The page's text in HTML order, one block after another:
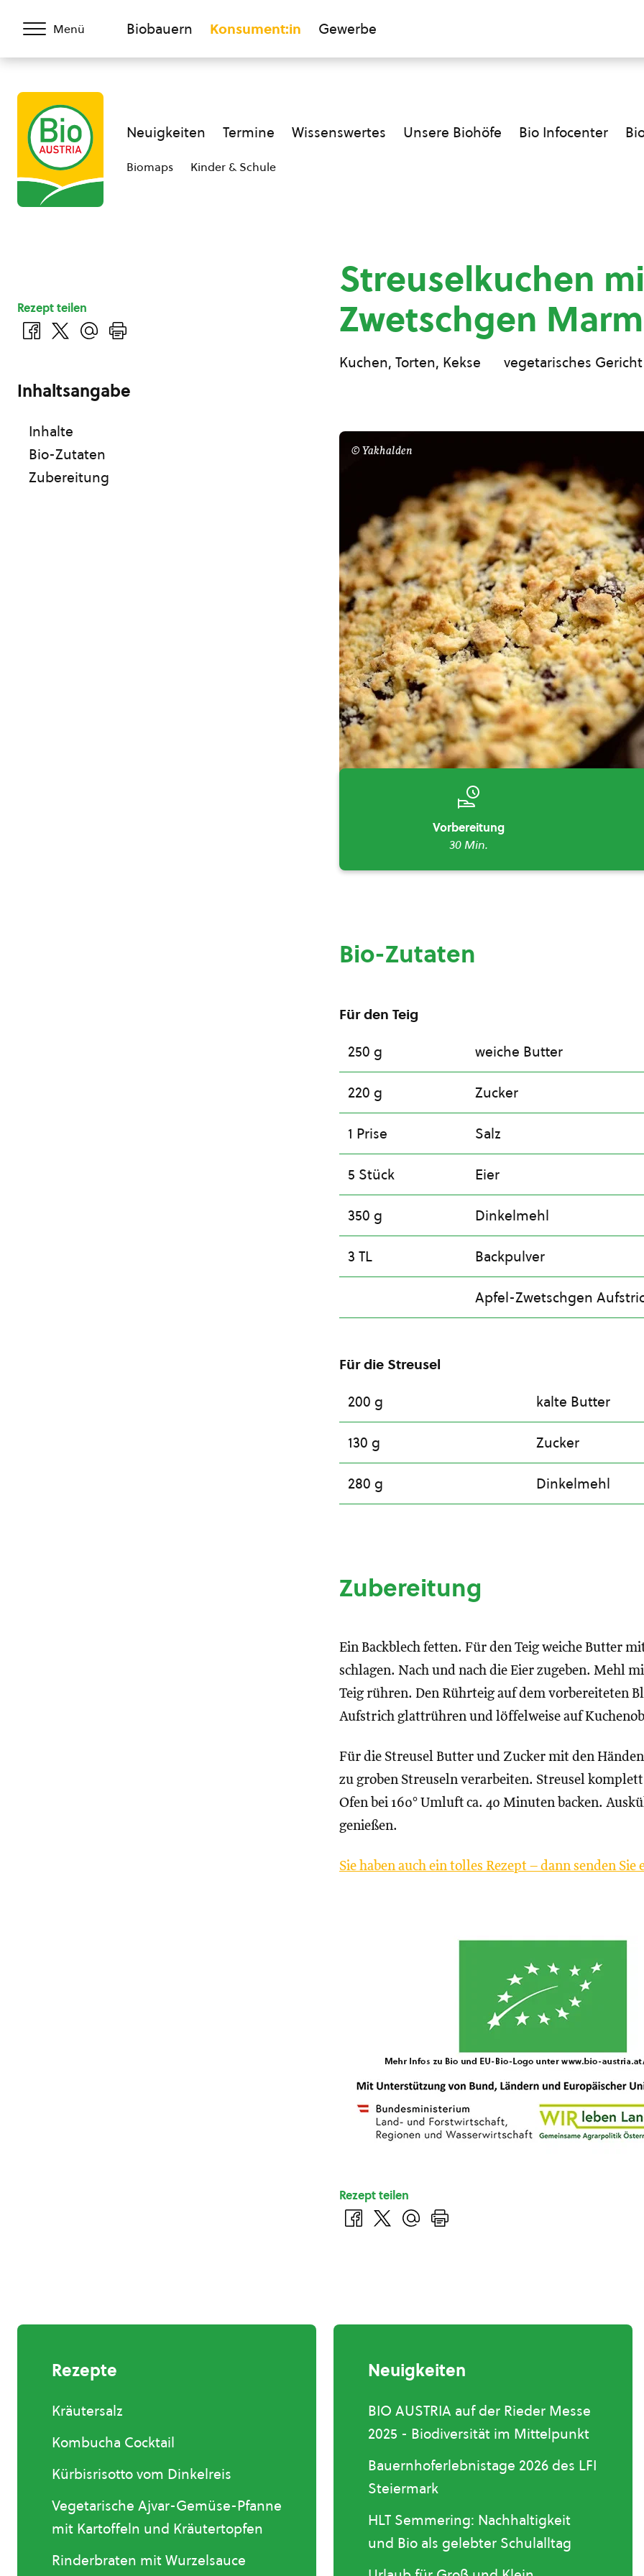
Menü Biobauern Konsument:in Gewerbe
Neuigkeiten Termine Wissenswertes Unsere Biohöfe Bio Infocenter
Biomaps Kinder & Schule
Streuselkuchen
Zwetschgen
Kuchen, Torten, Kekse vegetarisches Gericht
© Yakhalden
Vorbereitung
30 Min.
Bio-Zutaten
Für den Teig
250 g
weiche Butter
220 g Zucker
1 Prise Salz
5 Stück Eier
350 g Dinkelmehl
3 TL Backpulver
Apfel-Zwetschgen
Für die Streusel
200 g
kalte Butter
130 g Zucker
280 g Dinkelmehl
Zubereitung
Ein Backblech fetten. Für den Teig weiche Butter
schlagen. Nach und nach die Eier zugeben. Mehl
Teig rühren. Den Rührteig auf dem vorbereiteten
Aufstrich glattrühren und löffelweise auf
Für die Streusel Butter und Zucker mit den
zu groben Streuseln verarbeiten. Streusel
Ofen bei 160° Umluft ca. 40 Minuten backen.
genießen.
Sie haben auch ein tolles Rezept – dann senden Sie
Rezept teilen
Rezept teilen
Inhaltsangabe
Inhalte
Bio-Zutaten
Zubereitung
Rezepte
Kräutersalz
Kombucha Cocktail
Kürbisrisotto vom Dinkelreis
Vegetarische Ajvar-Gemüse-Pfanne
mit Kartoffeln und Kräutertopfen
Rinderbraten mit Wurzelsauce
Neuigkeiten
BIO AUSTRIA auf der Rieder Messe
2025 - Biodiversität im Mittelpunkt
Bauernhoferlebnistage 2026 des LFI
Steiermark
HLT Semmering: Nachhaltigkeit
und Bio als gelebter Schulalltag